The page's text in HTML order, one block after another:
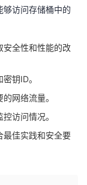
够访问存储桶中的
安全性和性能的改
钥ID。
网络流量。
访问情况。
最佳实践和安全要